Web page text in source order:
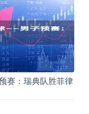
赛：瑞典队胜菲律